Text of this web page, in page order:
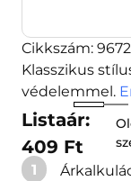
Cikkszám:
Klasszikus
védelemmel.
Listaár:
409 Ft
1